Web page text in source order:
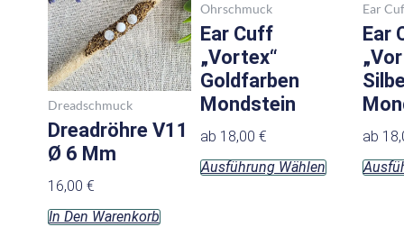
Dreadschmuck
Dreadröhre V11
Ø 6 Mm
16,00 €
In Den Warenkorb
Ohrschmuck
Ear Cuff
„Vortex“
Goldfarben
Mondstein
ab 18,00 €
Ausführung Wählen
mehrere
Varianten
können
Ear
Ear
ab